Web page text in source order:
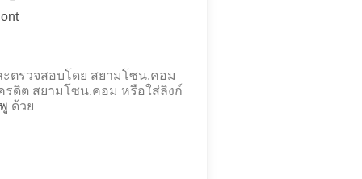
ตรวจสอบโดย สยามโซน.คอม
รดิต สยามโซน.คอม หรือใส่ลิงก์
ด้วย